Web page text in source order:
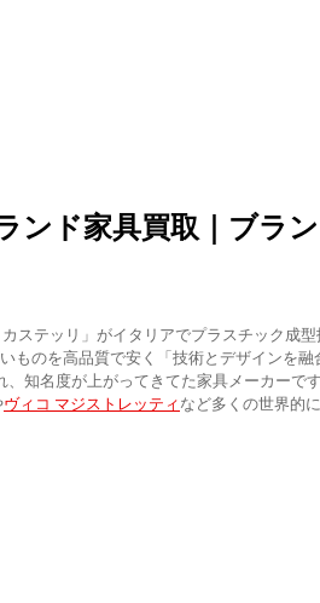
ンド家具買取｜ブラ
ステッリ」がイタリアでプラスチック成
ものを高品質で安く「技術とデザインを
知名度が上がってきてた家具メーカーです
ヴィコ マジストレッティ など多くの世界的